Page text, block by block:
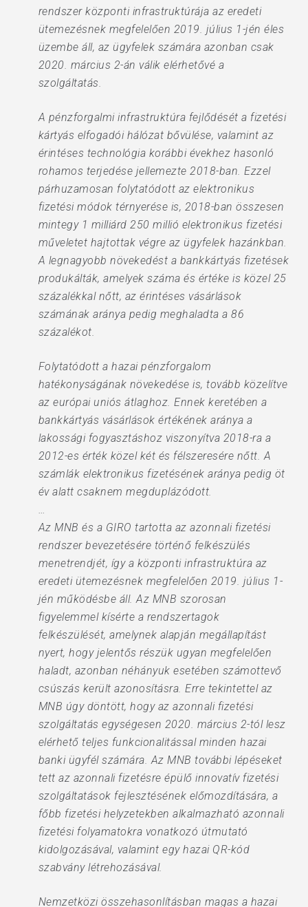
rendszer központi infrastruktúrája az eredeti
ütemezésnek megfelelően 2019. július 1-jén éles
üzembe áll, az ügyfelek számára azonban csak
2020. március 2-án válik elérhetővé a
szolgáltatás.
A pénzforgalmi infrastruktúra fejlődését a fizetési
kártyás elfogadói hálózat bővülése, valamint az
érintéses technológia korábbi évekhez hasonló
rohamos terjedése jellemezte 2018-ban. Ezzel
párhuzamosan folytatódott az elektronikus
fizetési módok térnyerése is, 2018-ban összesen
mintegy 1 milliárd 250 millió elektronikus fizetési
műveletet hajtottak végre az ügyfelek hazánkban.
A legnagyobb növekedést a bankkártyás fizetések
produkálták, amelyek száma és értéke is közel 25
százalékkal nőtt, az érintéses vásárlások
számának aránya pedig meghaladta a 86
százalékot.
Folytatódott a hazai pénzforgalom
hatékonyságának növekedése is, tovább közelítve
az európai uniós átlaghoz. Ennek keretében a
bankkártyás vásárlások értékének aránya a
lakossági fogyasztáshoz viszonyítva 2018-ra a
2012-es érték közel két és félszeresére nőtt. A
számlák elektronikus fizetésének aránya pedig öt
év alatt csaknem megduplázódott.
…
Az MNB és a GIRO tartotta az azonnali fizetési
rendszer bevezetésére történő felkészülés
menetrendjét, így a központi infrastruktúra az
eredeti ütemezésnek megfelelően 2019. július 1-
jén működésbe áll. Az MNB szorosan
figyelemmel kísérte a rendszertagok
felkészülését, amelynek alapján megállapítást
nyert, hogy jelentős részük ugyan megfelelően
haladt, azonban néhányuk esetében számottevő
csúszás került azonosításra. Erre tekintettel az
MNB úgy döntött, hogy az azonnali fizetési
szolgáltatás egységesen 2020. március 2-tól lesz
elérhető teljes funkcionalitással minden hazai
banki ügyfél számára. Az MNB további lépéseket
tett az azonnali fizetésre épülő innovatív fizetési
szolgáltatások fejlesztésének előmozdítására, a
főbb fizetési helyzetekben alkalmazható azonnali
fizetési folyamatokra vonatkozó útmutató
kidolgozásával, valamint egy hazai QR-kód
szabvány létrehozásával.
Nemzetközi összehasonlításban magas a hazai